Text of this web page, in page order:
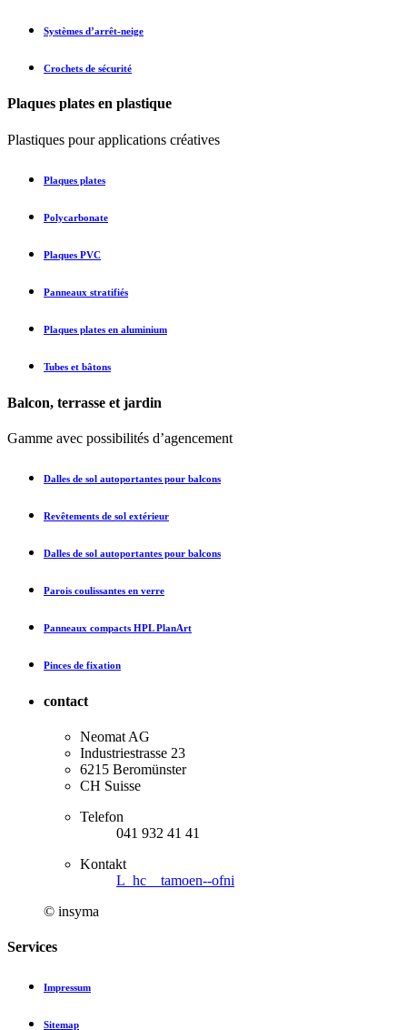
Systèmes d’arrêt-neige
Crochets de sécurité
Plaques plates en plastique
Plastiques pour applications créatives
Plaques plates
Polycarbonate
Plaques PVC
Panneaux stratifiés
Plaques plates en aluminium
Tubes et bâtons
Balcon, terrasse et jardin
Gamme avec possibilités d’agencement
Dalles de sol autoportantes pour balcons
Revêtements de sol extérieur
Dalles de sol autoportantes pour balcons
Parois coulissantes en verre
Panneaux compacts HPL PlanArt
Pinces de fixation
contact
Neomat AG
Industriestrasse 23
6215 Beromünster
CH Suisse
Telefon
041 932 41 41
Kontakt
L_hc__tamoen--ofni
© insyma
Services
Impressum
Sitemap